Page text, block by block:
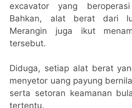
excavator yang
Bahkan, alat berat dari
Merangin juga ikut
tersebut.
Diduga, setiap alat berat
menyetor uang payung
serta setoran keamanan
tertentu.